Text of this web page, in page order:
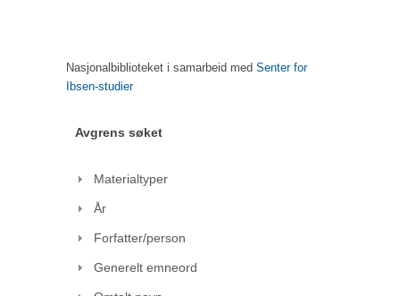
Nasjonalbiblioteket i samarbeid med Senter for
Ibsen-studier
Avgrens søket
Materialtyper
År
Forfatter/person
Generelt emneord